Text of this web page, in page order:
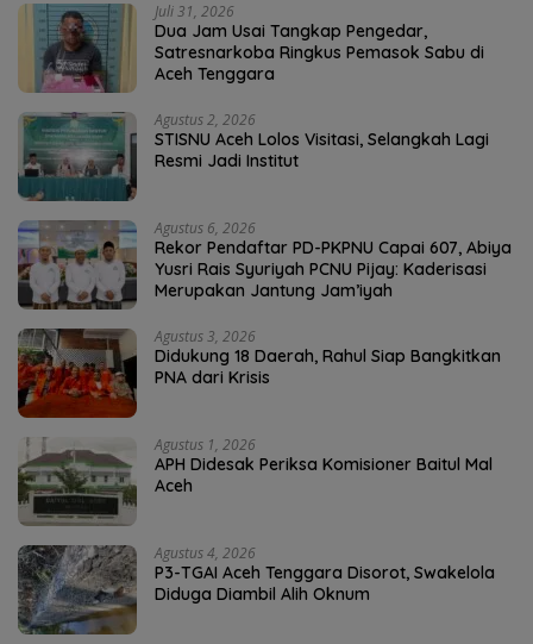
Juli 31, 2026
Dua Jam Usai Tangkap Pengedar,
Satresnarkoba Ringkus Pemasok Sabu di
Aceh Tenggara
Agustus 2, 2026
STISNU Aceh Lolos Visitasi, Selangkah Lagi
Resmi Jadi Institut
Agustus 6, 2026
Rekor Pendaftar PD-PKPNU Capai 607, Abiya
Yusri Rais Syuriyah PCNU Pijay: Kaderisasi
Merupakan Jantung Jam’iyah
Agustus 3, 2026
Didukung 18 Daerah, Rahul Siap Bangkitkan
PNA dari Krisis
Agustus 1, 2026
APH Didesak Periksa Komisioner Baitul Mal
Aceh
Agustus 4, 2026
P3-TGAI Aceh Tenggara Disorot, Swakelola
Diduga Diambil Alih Oknum